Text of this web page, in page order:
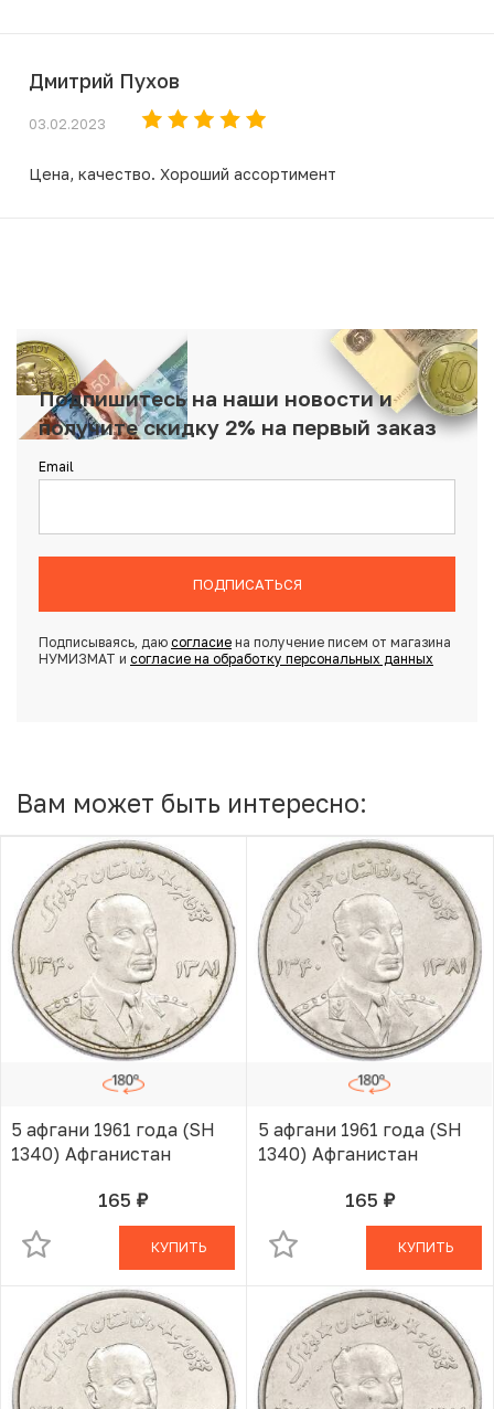
Дмитрий Пухов
03.02.2023
Цена, качество. Хороший ассортимент
Подпишитесь на наши новости и
получите скидку 2% на первый заказ
Email
ПОДПИСАТЬСЯ
Подписываясь, даю согласиена получение писем от магазина
НУМИЗМАТ и согласие на обработку персональных данных
Вам может быть интересно:
5 афгани 1961 года (SH
1340) Афганистан
165 руб.В КОРЗИНЕ
КУПИТЬ
5 афгани 1961 года (SH
1340) Афганистан
165 руб.В КОРЗИНЕ
КУПИТЬ